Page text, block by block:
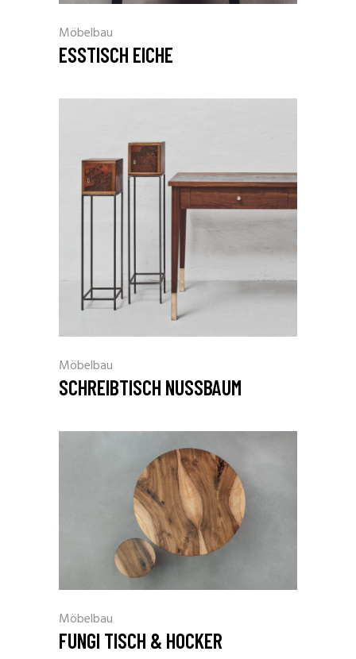
Möbelbau
ESSTISCH EICHE
Möbelbau
SCHREIBTISCH NUSSBAUM
Möbelbau
FUNGI TISCH & HOCKER